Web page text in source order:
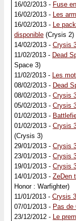
16/02/2013 - Fuse
16/02/2013 - Les
16/02/2013 - Le
disponible (Crysis 2)
14/02/2013 - Crysis
11/02/2013 - Dead
Space 3)
11/02/2013 - Les
08/02/2013 - Dead
08/02/2013 - Crysis
05/02/2013 - Crysis
01/02/2013 -
01/02/2013 - Crysis
(Crysis 3)
29/01/2013 - Crysis
23/01/2013 - Crysis
19/01/2013 - Crysis
14/01/2013 - ZeDen
Honor : Warfighter)
11/01/2013 - Crysis
07/01/2013 - Pas de
23/12/2012 - Le